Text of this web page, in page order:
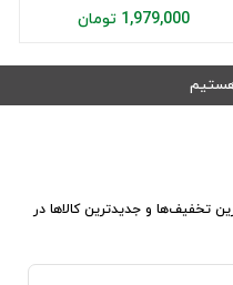
1,979,000 تومان
تخفیف‌ها و جدیدترین کالاها در